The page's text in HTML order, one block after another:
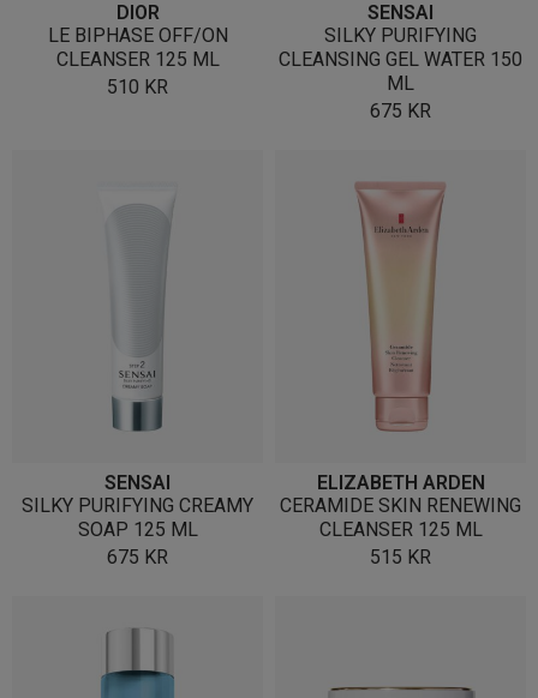
DIOR
LE BIPHASE OFF/ON
CLEANSER 125 ML
510 KR
SENSAI
SILKY PURIFYING
CLEANSING GEL WATER 150
ML
675 KR
SENSAI
SILKY PURIFYING CREAMY
SOAP 125 ML
675 KR
ELIZABETH ARDEN
CERAMIDE SKIN RENEWING
CLEANSER 125 ML
515 KR